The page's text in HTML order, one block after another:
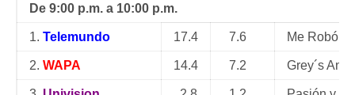
De 9:00 p.m. a 10:00 p.m.
1. Telemundo 17.4 7.6 Me Robó
2. WAPA 14.4 7.2 Grey´s